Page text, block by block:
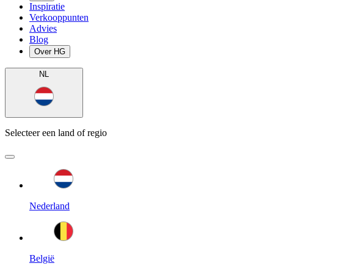
Inspiratie
Verkooppunten
Advies
Blog
Over HG
NL
Selecteer een land of regio
Nederland
België